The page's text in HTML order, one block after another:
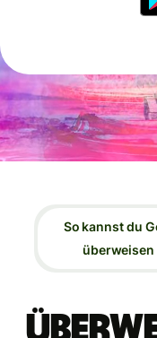
So kannst du
überweisen